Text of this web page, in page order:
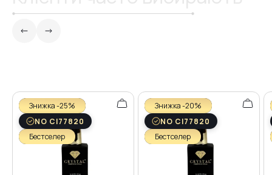
Знижка -25%
NO CI77820
Бестселер
Знижка -20%
NO CI77820
Бестселер